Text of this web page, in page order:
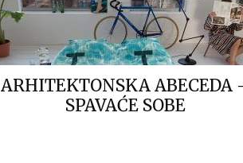
ARHITEKTONSKA ABECEDA
SPAVAĆE SOBE